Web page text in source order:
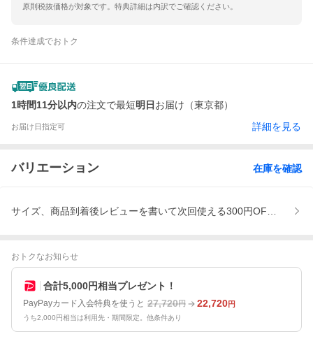
原則税抜価格が対象です。特典詳細は内訳でご確認ください。
条件達成でおトク
1時間11分以内の注文で最短明日 お届け（東京都）
お届け日指定可 詳細を見る
バリエーション 在庫を確認
サイズ、商品到着後レビューを書いて次回使える300円OFFクーポ
おトクなお知らせ
合計5,000円相当プレゼント！
PayPayカード入会特典を使うと 27,720円 22,720円
うち2,000円相当は利用先・期間限定。他条件あり